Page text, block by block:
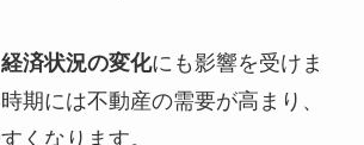
経済状況の変化にも影響を受けま
期には不動産の需要が高まり、
くなります。